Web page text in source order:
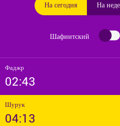
На сегодня На
Шафиитский
Фаджр
02:43
Шурук
04:13